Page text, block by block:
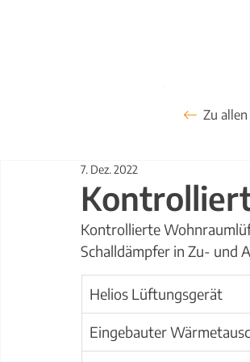
7. Dez. 2022
Kontrollierte
Schalldämpfer in Zu- und
Helios Lüftungsgerät
Eingebauter
Zu